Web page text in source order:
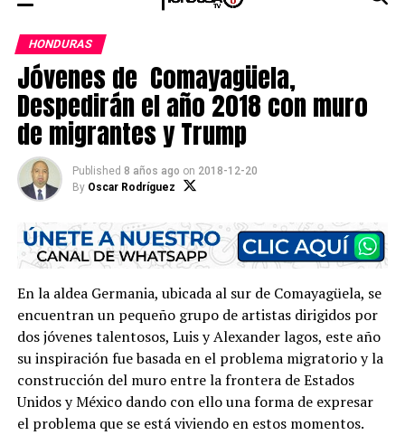
HONDURAS
Jóvenes de Comayagüela,
Despedirán el año 2018 con muro
de migrantes y Trump
Published 8 años ago on 2018-12-20
By Oscar Rodríguez
En la aldea Germania, ubicada al sur de Comayagüela, se
encuentran un pequeño grupo de artistas dirigidos por
dos jóvenes talentosos, Luis y Alexander lagos, este año
su inspiración fue basada en el problema migratorio y la
construcción del muro entre la frontera de Estados
Unidos y México dando con ello una forma de expresar
el problema que se está viviendo en estos momentos.